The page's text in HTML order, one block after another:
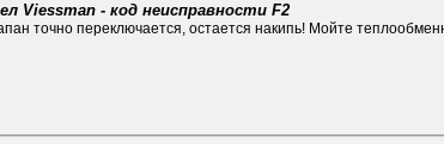
Viessman - код неисправности F2
точно переключается, остается накипь! Мойте